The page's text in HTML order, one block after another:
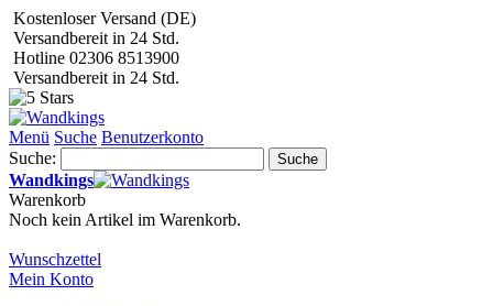
Kostenloser Versand (DE)
Versandbereit in 24 Std.
Hotline 02306 8513900
Versandbereit in 24 Std.
Menü Suche Benutzerkonto
Suche:
Suche
Wandkings
Warenkorb
Noch kein Artikel im Warenkorb.
Wunschzettel
Mein Konto